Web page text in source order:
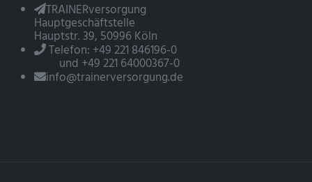
TRAINERversorgung
Hauptgeschäftstelle
Hauptstr. 39, 50996 Köln
Telefon: +49 221 846196-0
und +49 221 64000367-0
info@trainerversorgung.de